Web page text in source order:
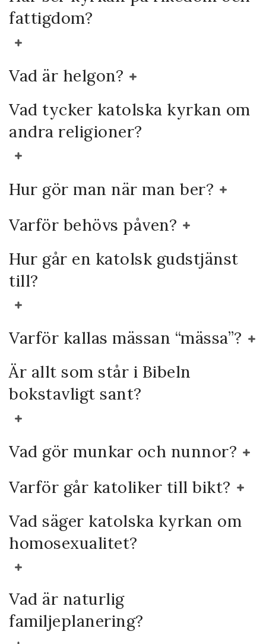
fattigdom?
Vad är helgon?
Vad tycker katolska kyrkan om
andra religioner?
Hur gör man när man ber?
Varför behövs påven?
Hur går en katolsk gudstjänst
till?
Varför kallas mässan “mässa”?
Är allt som står i Bibeln
bokstavligt sant?
Vad gör munkar och nunnor?
Varför går katoliker till bikt?
Vad säger katolska kyrkan om
homosexualitet?
Vad är naturlig
familjeplanering?